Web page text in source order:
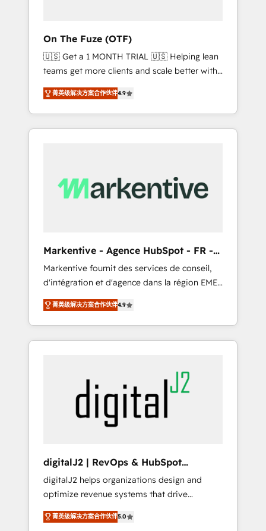
messaging, & conversion strategy that drive
results. 🤖AI Strategy: Activate Breeze Agents,
configure HubSpot AI, & maximize AEO with
tailored AI services. 🧩Integrations: Extend
HubSpot with custom integrations, hosting, &
maintenance.
On The Fuze (OTF)
🇺🇸 Get a 1 MONTH TRIAL 🇺🇸 Helping lean
teams get more clients and scale better with
our HubSpot Consulting & 'Done For You'
Services. 🚀 Who We Work With 🚀 We help
lean, growing companies: - Win more
business - Reduce no-shows - Improve lead
client's are too busy to learn the ins-and-outs
of HubSpot. We give you a Personal
know what you don't know'
recommendations to maximize conversions!
OTF is an Elite Partner (top 1% of 6,500+
Partners) and was named 2023 HubSpot
Partner of the Year 💥 Trusted by 2,500+
companies to help them scale and close
more business, by using HubSpot (the right
www.onthefuze.com/hubspot-admin Contact
us to learn more!
菁英级解决方案合作伙伴4.9
Markentive - Agence HubSpot - FR -
EN
Markentive fournit des services de conseil,
d'intégration et d'agence dans la région EMEA
et North America. Avec plus de 115 experts en
marketing automation, Growth, Revops, CRM
et webdesign. Markentive is both a
consulting firm, a digital agency and an
webdesign (We focus on EMEA - USA
customers).
菁英级解决方案合作伙伴4.9
digitalJ2 | RevOps & HubSpot
Implementations
digitalJ2 helps organizations design and
optimize revenue systems that drive
scalable, predictable growth. As a triple-
accredited HubSpot Solutions Partner, we
菁英级解决方案合作伙伴5.0